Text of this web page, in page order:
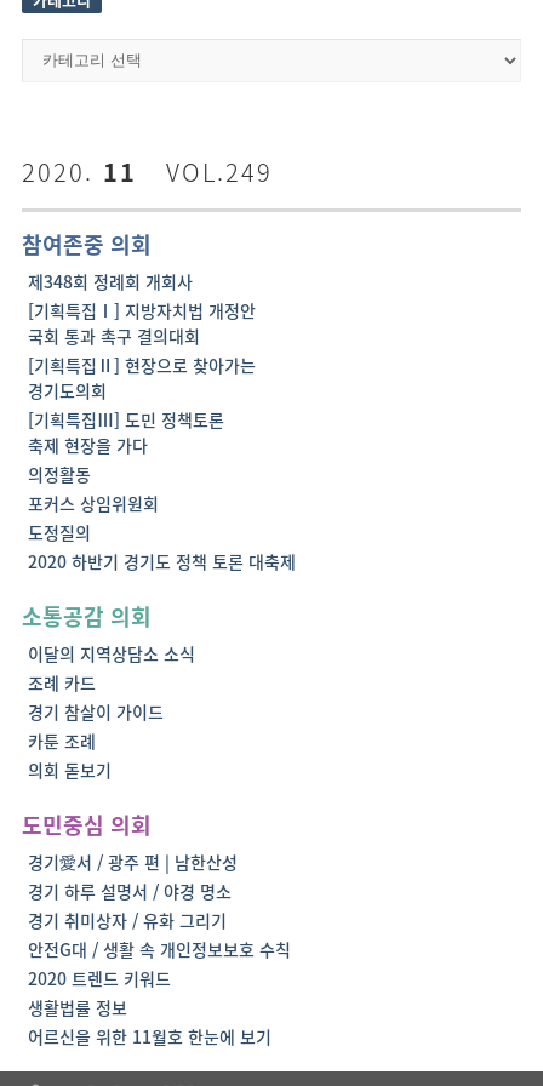
카
2020. 11 VOL.249
참여존중 의회
제348회 정례회 개회사
[기획특집Ⅰ] 지방자치법 개정안
국회 통과 촉구 결의대회
[기획특집Ⅱ] 현장으로 찾아가는
경기도의회
[기획특집Ⅲ] 도민 정책토론
축제 현장을 가다
의정활동
포커스 상임위원회
도정질의
2020 하반기 경기도 정책 토론 대축제
소통공감 의회
이달의 지역상담소 소식
조례 카드
경기 참살이 가이드
카툰 조례
의회 돋보기
도민중심 의회
경기愛서 / 광주 편 | 남한산성
경기 하루 설명서 / 야경 명소
경기 취미상자 / 유화 그리기
안전G대 / 생활 속 개인정보보호 수칙
2020 트렌드 키워드
생활법률 정보
어르신을 위한 11월호 한눈에 보기